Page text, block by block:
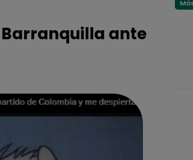
Barranquilla ante